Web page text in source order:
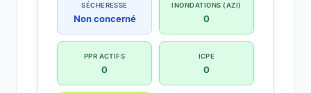
SÉCHERESSE
Non concerné
INONDATIONS (AZI)
0
PPR ACTIFS
0
ICPE
0